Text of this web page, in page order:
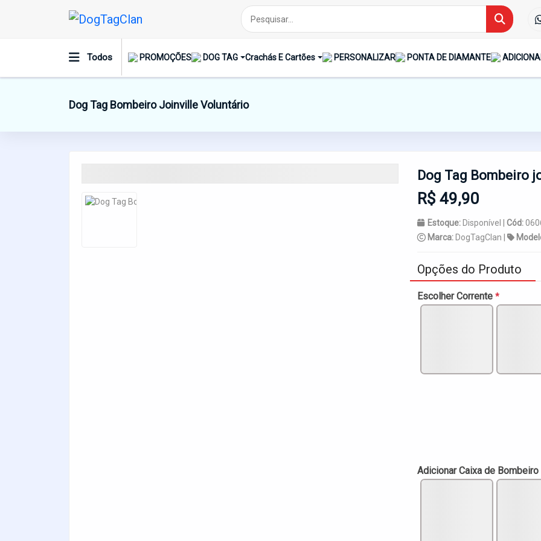
Todos PROMOÇÕES DOG TAG Crachás E Cartões PERSONALIZAR PONTA DE DIAMANTE
Dog Tag Bombeiro Joinville Voluntário
Dog Tag Bombeiro
R$ 49,90
Estoque:Disponível | Cód:
Marca:DogTagClan |
Opções do Produto
Escolher Corrente *
Adicionar Caixa de Bombeiro